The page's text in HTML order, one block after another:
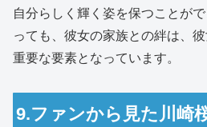
自分らしく輝く姿を保つことが
っても、彼女の家族との絆は、
重要な要素となっています。
9.ファンから見た川崎